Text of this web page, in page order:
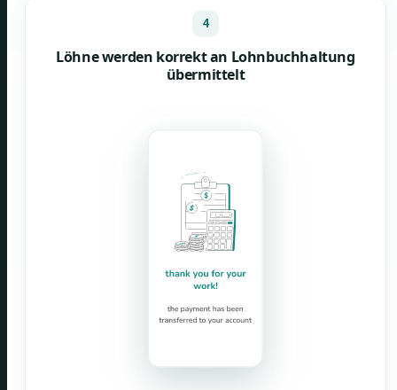
4
Löhne werden korrekt an Lohnbuchhaltung
übermittelt